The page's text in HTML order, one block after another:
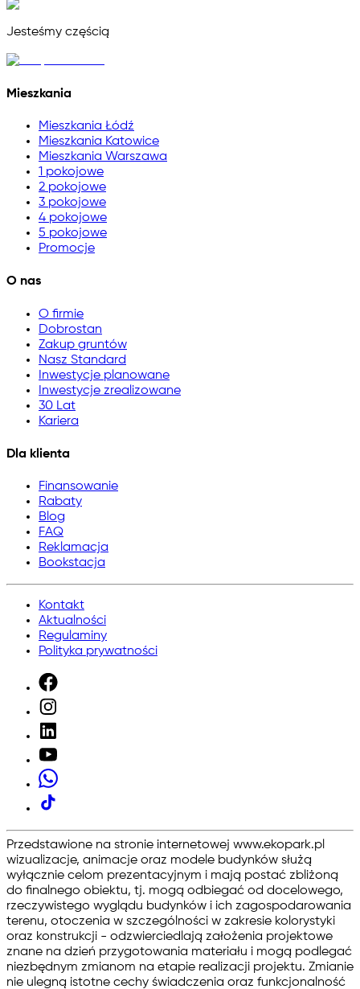
Jesteśmy częścią
Mieszkania
Mieszkania Łódź
Mieszkania Katowice
Mieszkania Warszawa
1 pokojowe
2 pokojowe
3 pokojowe
4 pokojowe
5 pokojowe
Promocje
O nas
O firmie
Dobrostan
Zakup gruntów
Nasz Standard
Inwestycje planowane
Inwestycje zrealizowane
30 Lat
Kariera
Dla klienta
Finansowanie
Rabaty
Blog
FAQ
Reklamacja
Bookstacja
Kontakt
Aktualności
Regulaminy
Polityka prywatności
Przedstawione na stronie internetowej www.ekopark.pl
wizualizacje, animacje oraz modele budynków służą
wyłącznie celom prezentacyjnym i mają postać zbliżoną
do finalnego obiektu, tj. mogą odbiegać od docelowego,
rzeczywistego wyglądu budynków i ich zagospodarowania
terenu, otoczenia w szczególności w zakresie kolorystyki
oraz konstrukcji - odzwierciedlają założenia projektowe
znane na dzień przygotowania materiału i mogą podlegać
niezbędnym zmianom na etapie realizacji projektu. Zmianie
nie ulegną istotne cechy świadczenia oraz funkcjonalność